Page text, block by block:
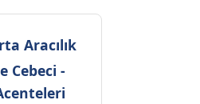
Aracılık
Cebeci -